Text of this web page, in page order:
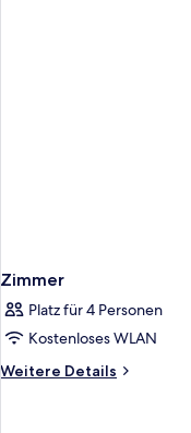
Zimmer
Platz für 4 Personen
Kostenloses WLAN
Weitere Details
Weitere